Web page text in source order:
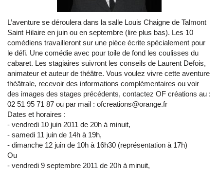
L’aventure se déroulera dans la salle Louis Chaigne de Talmont
Saint Hilaire en juin ou en septembre (lire plus bas). Les 10
comédiens travailleront sur une pièce écrite spécialement pour
le défi. Une comédie avec pour toile de fond les coulisses du
cabaret. Les stagiaires suivront les conseils de Laurent Defois,
animateur et auteur de théâtre. Vous voulez vivre cette aventure
théâtrale, recevoir des informations complémentaires ou voir
des images des stages précédents, contactez OF créations au :
02 51 95 71 87 ou par mail : ofcreations@orange.fr
Dates et horaires :
- vendredi 10 juin 2011 de 20h à minuit,
- samedi 11 juin de 14h à 19h,
- dimanche 12 juin de 10h à 16h30 (représentation à 17h)
Ou
- vendredi 9 septembre 2011 de 20h à minuit,